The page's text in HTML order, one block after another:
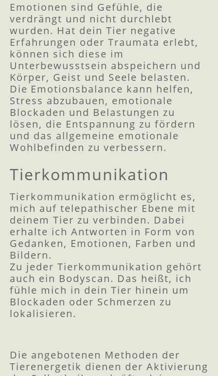
Emotionen sind Gefühle, die
verdrängt und nicht durchlebt
wurden. Hat dein Tier negative
Erfahrungen oder Traumata erlebt,
können sich diese im
Unterbewusstsein abspeichern und
Körper, Geist und Seele belasten.
Die Emotionsbalance kann helfen,
Stress abzubauen, emotionale
Blockaden und Belastungen zu
lösen, die Entspannung zu fördern
und das allgemeine emotionale
Wohlbefinden zu verbessern.
Tierkommunikation
Tierkommunikation ermöglicht es,
mich auf telepathischer Ebene mit
deinem Tier zu verbinden. Dabei
erhalte ich Antworten in Form von
Gedanken, Emotionen, Farben und
Bildern.
Zu jeder Tierkommunikation gehört
auch ein Bodyscan. Das heißt, ich
fühle mich in dein Tier hinein um
Blockaden oder Schmerzen zu
lokalisieren.
Die angebotenen Methoden der
Tierenergetik dienen der Aktivierung